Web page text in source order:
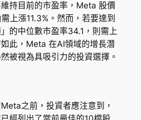
持目前的市盈率，Meta 股價
上漲11.3%。然而，若要達到
」的中位數市盈率34.1，則需上
此，Meta 在AI領域的增長潛
被視為具吸引力的投資選擇。
之前，投資者應注意到，